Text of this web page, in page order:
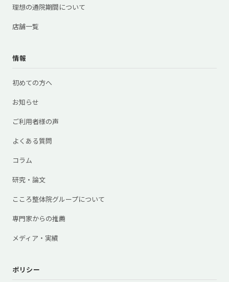
理想の通院期間について
店舗一覧
情報
初めての方へ
お知らせ
ご利用者様の声
よくある質問
コラム
研究・論文
こころ整体院グループについて
専門家からの推薦
メディア・実績
ポリシー